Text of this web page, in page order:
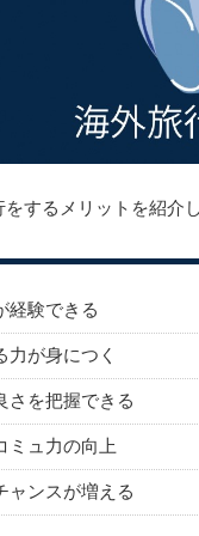
をするメリットを紹介
経験できる
力が身につく
さを把握できる
ミュ力の向上
ャンスが増える